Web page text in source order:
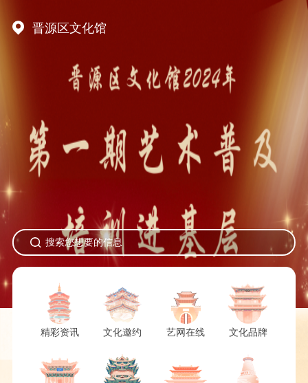
晋源区文化馆
搜索您想要的信息
精彩资讯 文化邀约 艺网在线 文化品牌